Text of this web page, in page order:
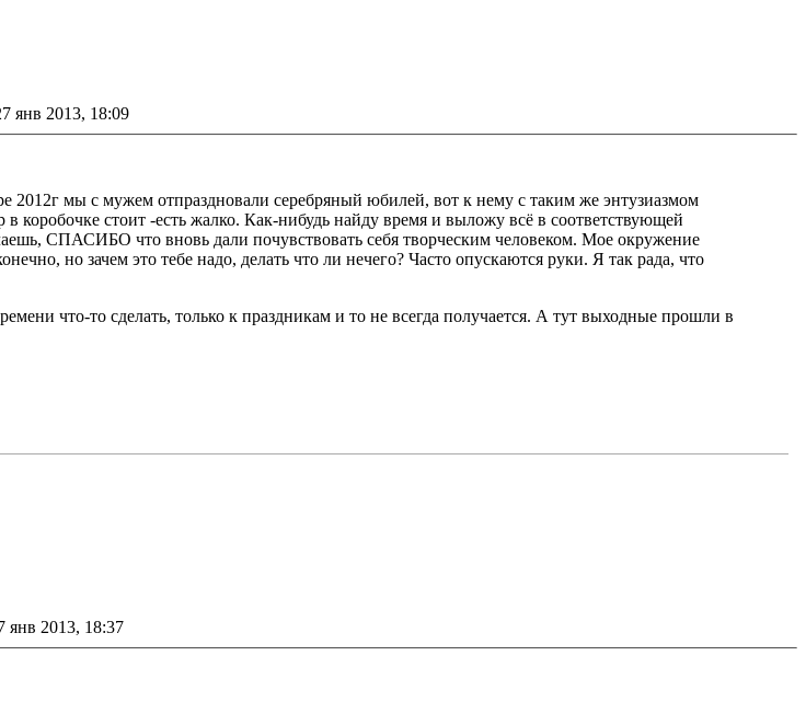
янв 2013, 18:09
2012г мы с мужем отпраздновали серебряный юбилей, вот к нему с таким же энтузиазмом
стоит -есть жалко. Как-нибудь найду время и выложу всё в соответствующей
СПАСИБО что вновь дали почувствовать себя творческим человеком. Мое окружение
но зачем это тебе надо, делать что ли нечего? Часто опускаются руки. Я так рада, что
что-то сделать, только к праздникам и то не всегда получается. А тут выходные прошли в
янв 2013, 18:37